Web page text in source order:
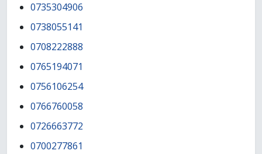
0735304906
0738055141
0708222888
0765194071
0756106254
0766760058
0726663772
0700277861